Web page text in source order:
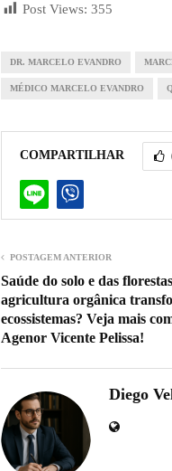
Post Views: 355
DR. MARCELO EVANDRO
MÉDICO MARCELO EVANDRO
COMPARTILHAR
POSTAGEM ANTERIOR
Saúde do solo e das
agricultura orgânica
ecossistemas? Veja mais
Agenor Vicente Pelissa!
Diego